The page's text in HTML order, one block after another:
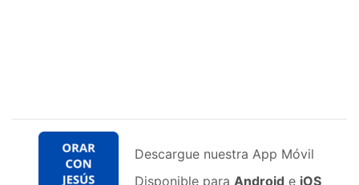
Descargue nuestra App Móvil
Disponible para Android e iOS